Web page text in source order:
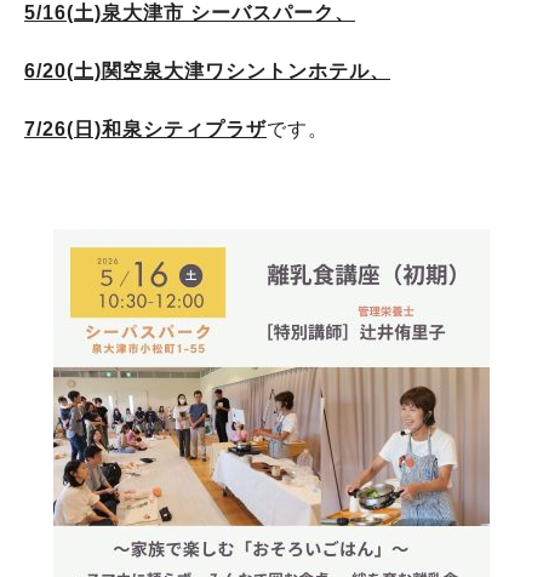
5/16(土)泉大津市 シーバスパーク、
6/20(土)関空泉大津ワシントンホテル、
7/26(日)和泉シティプラザです。